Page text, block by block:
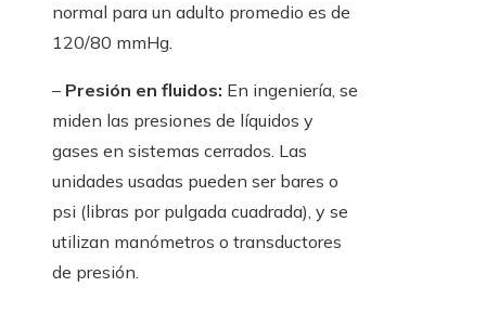
normal para un adulto promedio es de
120/80 mmHg.
– Presión en fluidos: En ingeniería, se
miden las presiones de líquidos y
gases en sistemas cerrados. Las
unidades usadas pueden ser bares o
psi (libras por pulgada cuadrada), y se
utilizan manómetros o transductores
de presión.